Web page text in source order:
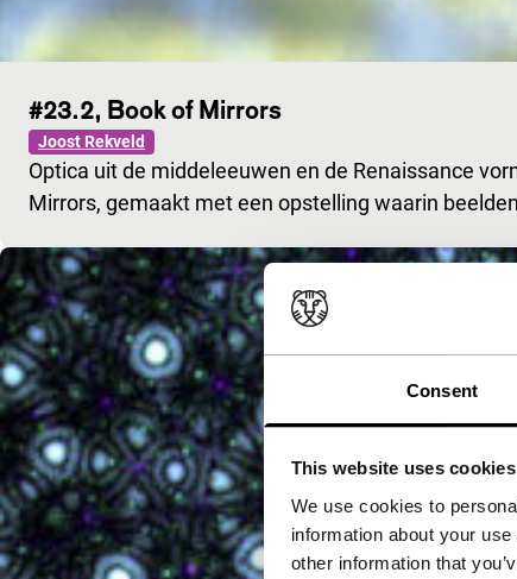
Consent
This website uses cookies
We use cookies to
information about your
other information that
#23.2, Book of Mirrors
Joost Rekveld
Optica uit de middeleeuwen en de Renaissance
Mirrors, gemaakt met een opstelling waarin